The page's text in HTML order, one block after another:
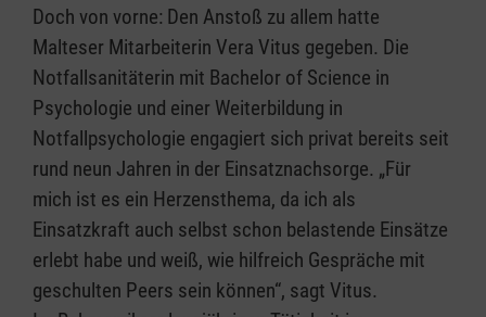
Doch von vorne: Den Anstoß zu allem hatte
Malteser Mitarbeiterin Vera Vitus gegeben. Die
Notfallsanitäterin mit Bachelor of Science in
Psychologie und einer Weiterbildung in
Notfallpsychologie engagiert sich privat bereits seit
rund neun Jahren in der Einsatznachsorge. „Für
mich ist es ein Herzensthema, da ich als
Einsatzkraft auch selbst schon belastende Einsätze
erlebt habe und weiß, wie hilfreich Gespräche mit
geschulten Peers sein können“, sagt Vitus.